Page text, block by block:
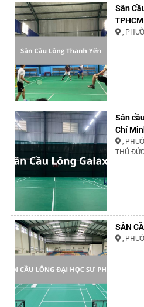
Sân
TPHCM
,
Sân
Chí
,
THỦ
SÂN
,